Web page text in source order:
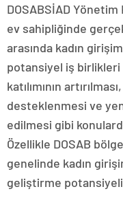
DOSABSİAD
ev sahipliğinde
arasında kadın
potansiyel iş birlikleri
katılımının
desteklenmesi ve
edilmesi gibi
Özellikle DOSAB
genelinde kadın
geliştirme